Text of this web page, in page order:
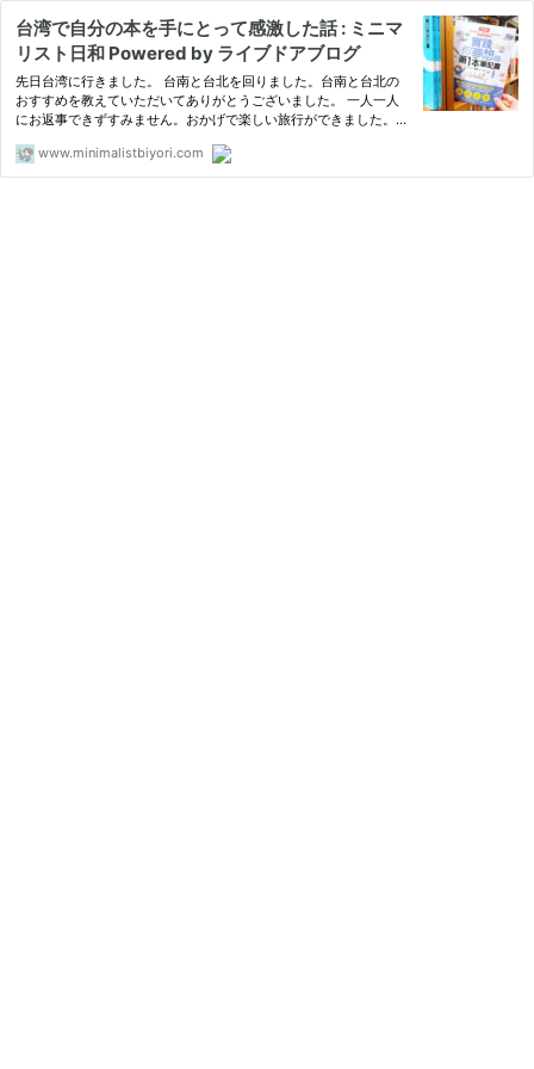
台湾で自分の本を手にとって感激した話 : ミニマ
リスト日和 Powered by ライブドアブログ
先日台湾に行きました。 台南と台北を回りました。台南と台北の
おすすめを教えていただいてありがとうございました。 一人一人
にお返事できずすみません。おかげで楽しい旅行ができました。あ
ecommendation
www.minimalistbiyori.com